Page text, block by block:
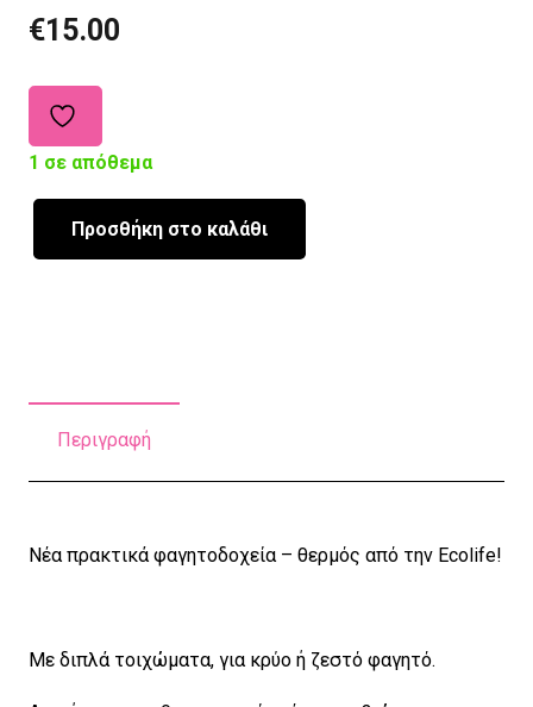
€15.00
1 σε απόθεμα
Με
Χώρισμα
ποσότητα
Προσθήκη στο καλάθι
Περιγραφή
Νέα πρακτικά φαγητοδοχεία – θερμός από την Ecolife!
Με διπλά τοιχώματα, για κρύο ή ζεστό φαγητό.